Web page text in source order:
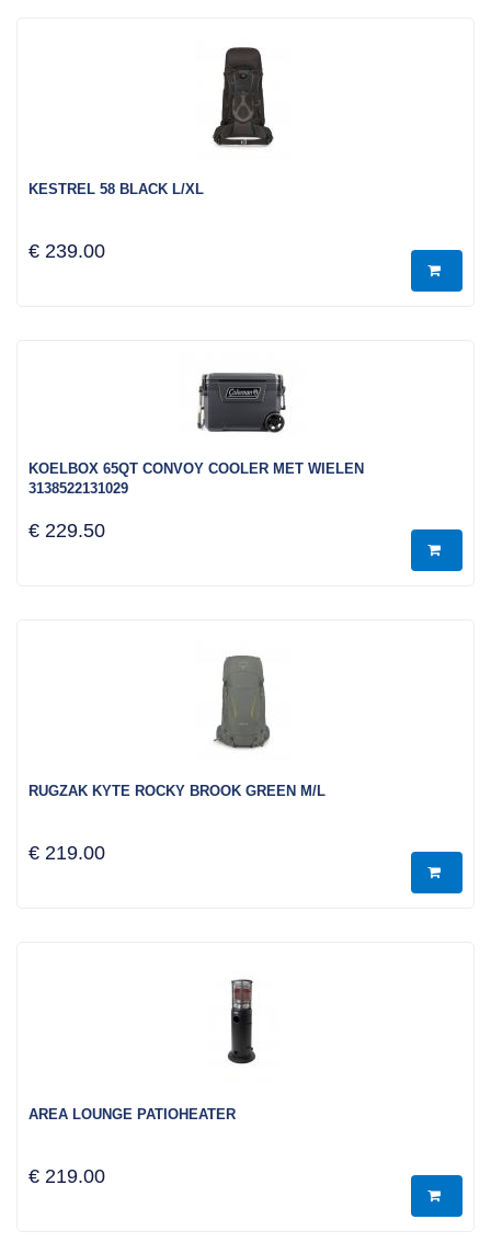
KESTREL 58 BLACK L/XL
€ 239.00
KOELBOX 65QT CONVOY COOLER MET WIELEN
3138522131029
€ 229.50
RUGZAK KYTE ROCKY BROOK GREEN M/L
€ 219.00
AREA LOUNGE PATIOHEATER
€ 219.00